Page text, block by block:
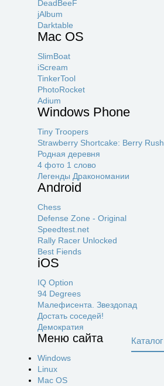
DeadBeeF
jAlbum
Darktable
Mac OS
SlimBoat
iScream
TinkerTool
PhotoRocket
Adium
Windows Phone
Tiny Troopers
Strawberry Shortcake: Berry Rush
Родная деревня
4 фото 1 слово
Легенды Дракономании
Android
Chess
Defense Zone - Original
Speedtest.net
Rally Racer Unlocked
Best Fiends
iOS
IQ Option
94 Degrees
Малефисента. Звездопад
Достать соседей!
Демократия
Меню сайта
Windows
Linux
Mac OS